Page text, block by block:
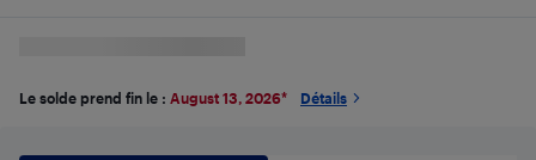
Le solde prend fin le : August 13, 2026* Détails